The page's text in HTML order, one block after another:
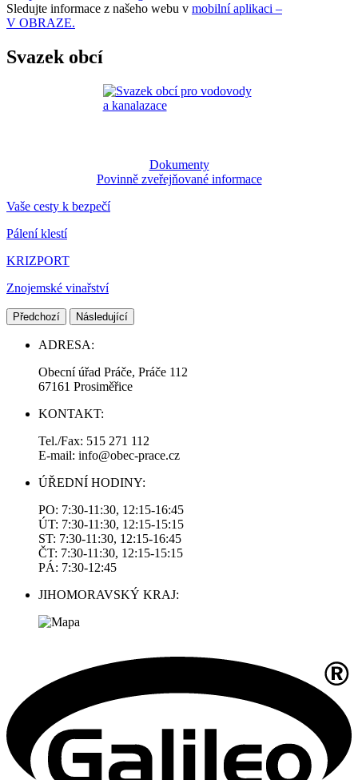
Sledujte informace z našeho webu v mobilní aplikaci –
V OBRAZE.
Svazek obcí
Dokumenty
Povinně zveřejňované informace
Vaše cesty k bezpečí
Pálení klestí
KRIZPORT
Znojemské vinařství
Předchozí Následující
ADRESA:
Obecní úřad Práče, Práče 112
67161 Prosiměřice
KONTAKT:
Tel./Fax: 515 271 112
E-mail: info@obec-prace.cz
ÚŘEDNÍ HODINY:
PO: 7:30-11:30, 12:15-16:45
ÚT: 7:30-11:30, 12:15-15:15
ST: 7:30-11:30, 12:15-16:45
ČT: 7:30-11:30, 12:15-15:15
PÁ: 7:30-12:45
JIHOMORAVSKÝ KRAJ: